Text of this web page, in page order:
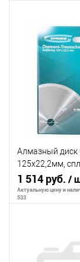
В
К сравнению
В избранное
Алмазный диск
125х22,2мм,
резание
1 514 руб. /
Актуальную цену и
533
В